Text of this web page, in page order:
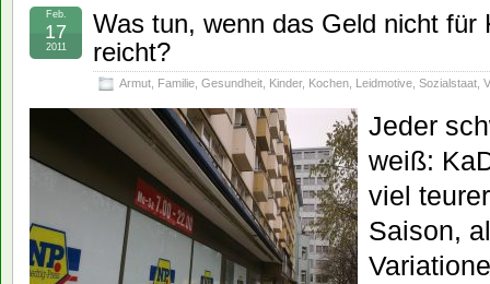
Was tun, wenn das Geld nicht für
reicht?
Armut Familie Gesundheit Kinder, Kochen Leidmotive Sozialstaat
Feb.
17
2011
Jeder
weiß:
viel
Saison,